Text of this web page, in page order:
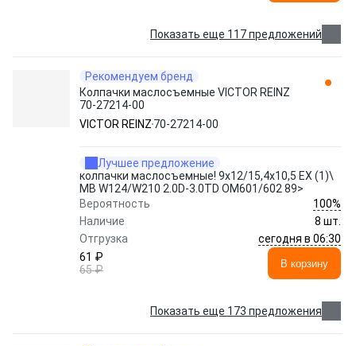
Показать еще 117 предложений
Рекомендуем бренд
Колпачки маслосъемные VICTOR REINZ
70-27214-00
VICTOR REINZ 70-27214-00
Лучшее предложение
колпачки маслосъемные! 9x12/15,4x10,5 EX (1)\
MB W124/W210 2.0D-3.0TD OM601/602 89>
Вероятность
100%
Наличие
8 шт.
Отгрузка
сегодня в 06:30
61 ₽
65 ₽
В корзину
Показать еще 173 предложения